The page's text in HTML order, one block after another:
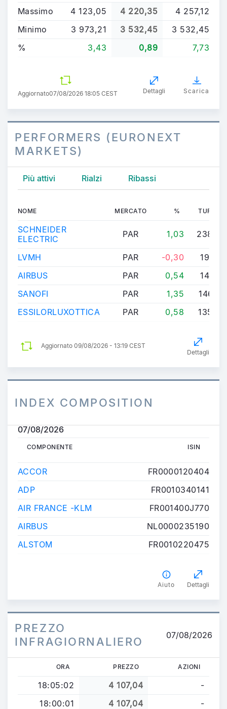
Massimo 4 123,05 4 220,35
4 257,12
Minimo
3 973,21 3 532,45
3 532,45
%
3,43 0,89 7,73
Aggiornato07/08/2026 18:05 CEST Dettagli Scarica
PERFORMERS (EURONEXT
MARKETS)
Più attivi Rialzi Ribassi
NOME MERCATO %
SCHNEIDER
ELECTRIC
PAR 1,03
LVMH PAR -0,30
AIRBUS
PAR 0,54
SANOFI
PAR 1,35
ESSILORLUXOTTICA
PAR 0,58
Aggiornato 09/08/2026 - 13:19 CEST
Dettagli
INDEX COMPOSITION
07/08/2026
COMPONENTE ISIN
ACCOR
FR0000120404
ADP
FR0010340141
AIR FRANCE -KLM
FR001400J770
AIRBUS
NL0000235190
ALSTOM
FR0010220475
Aiuto Dettagli
PREZZO
INFRAGIORNALIERO
07/08/2026
ORA PREZZO AZIONI
18:05:02 4 107,04
-
18:00:01
4 107,04
-